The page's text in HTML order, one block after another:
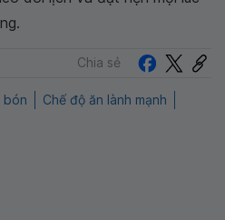
Chia sẻ
bón
Chế độ ăn lành mạnh